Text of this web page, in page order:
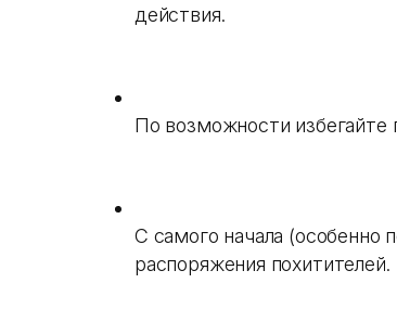
действия.
По возможности избегайте
С самого начала (особенно
распоряжения похитителей.